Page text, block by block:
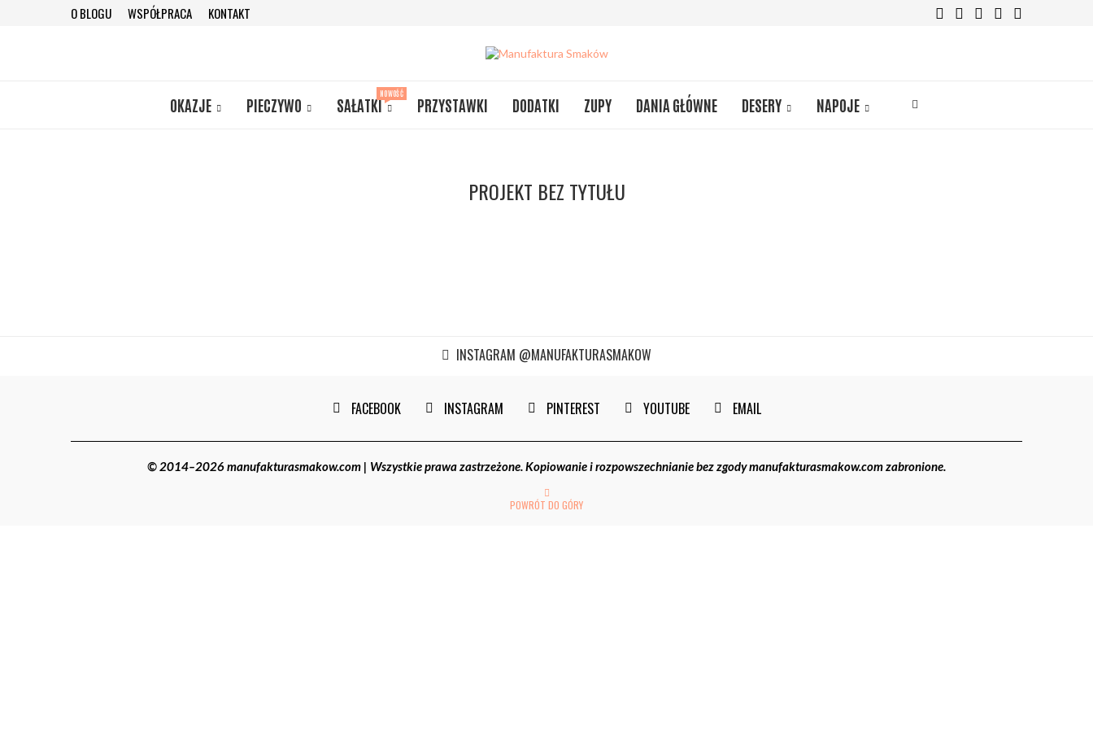
O BLOGU WSPÓŁPRACA KONTAKT
OKAZJE PIECZYWO SAŁATKI
NOWOŚĆ
PRZYSTAWKI DODATKI ZUPY DANIA GŁÓWNE DESERY NAPOJE
PROJEKT BEZ TYTUŁU
INSTAGRAM @MANUFAKTURASMAKOW
FACEBOOK INSTAGRAM PINTEREST YOUTUBE EMAIL
© 2014–2026 manufakturasmakow.com | Wszystkie prawa zastrzeżone. Kopiowanie i rozpowszechnianie bez zgody manufakturasmakow.com zabronione.
POWRÓT DO GÓRY